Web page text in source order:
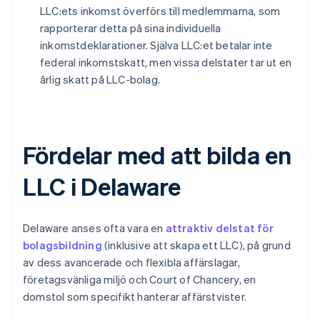
LLC:ets inkomst överförs till medlemmarna, som
rapporterar detta på sina individuella
inkomstdeklarationer. Själva LLC:et betalar inte
federal inkomstskatt, men vissa delstater tar ut en
årlig skatt på LLC-bolag.
Fördelar med att bilda en
LLC i Delaware
Delaware anses ofta vara en attraktiv delstat för
bolagsbildning (inklusive att skapa ett LLC), på grund
av dess avancerade och flexibla affärslagar,
företagsvänliga miljö och Court of Chancery, en
domstol som specifikt hanterar affärstvister.